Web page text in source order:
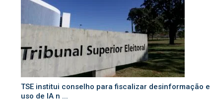
TSE institui conselho para fiscalizar desinformação e
uso de IA n ...